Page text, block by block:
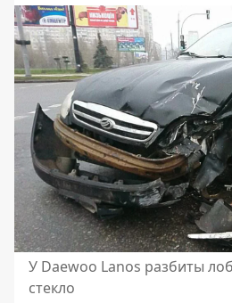
У Daewoo Lanos разбиты
стекло